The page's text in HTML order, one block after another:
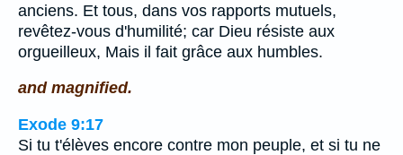
anciens. Et tous, dans vos rapports mutuels,
revêtez-vous d'humilité; car Dieu résiste aux
orgueilleux, Mais il fait grâce aux humbles.
and magnified.
Exode 9:17
Si tu t'élèves encore contre mon peuple, et si tu ne